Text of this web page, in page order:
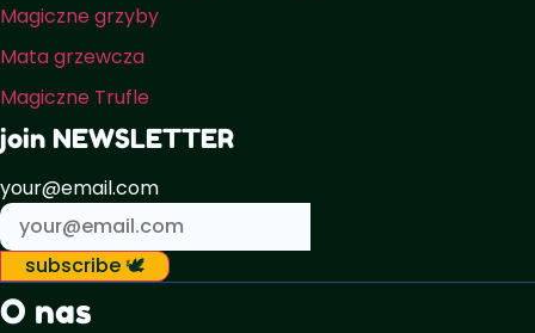
Magiczne grzyby
Mata grzewcza
Magiczne Trufle
join NEWSLETTER
your@email.com
subscribe 🕊️
O nas